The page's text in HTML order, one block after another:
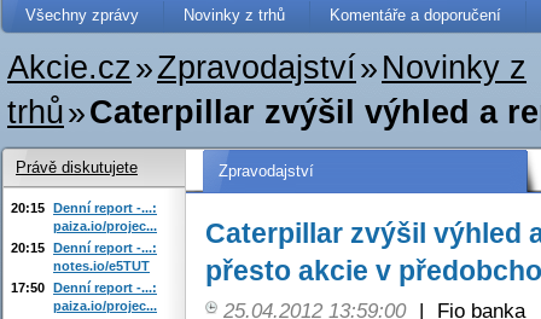
Všechny zprávy Novinky z trhů Komentáře a doporučení
Akcie.cz»Zpravodajství» Novinky z
trhů»Caterpillar zvýšil výhled a
Zpravodajství
Caterpillar zvýšil výhled
přesto akcie v
25.04.2012 13:59:00 |
Fio banka
Právě diskutujete
20:15 Denní report -...:
paiza.io/projec...
20:15 Denní report -...:
notes.io/e5TUT
17:50 Denní report -...:
paiza.io/projec...